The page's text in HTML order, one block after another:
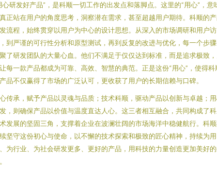
心研发好产品”，是科顺一切工作的出发点和落脚点。这里的“用心”，意
正站在用户的角度思考，洞察潜在需求，甚至超越用户期待。科顺的
流程，始终贯穿以用户为中心的设计思想。从深入的市场调研和用户访
到严谨的可行性分析和原型测试，再到反复的改进与优化，每一个步
了研发团队的大量心血。他们不满足于仅仅达到标准，而是追求极致
每一款产品都成为可靠、高效、智慧的典范。正是这份“用心”，使得科
品不仅赢得了市场的广泛认可，更收获了用户的长期信赖与口碑。
传承，赋予产品以灵魂与品质；技术科顺，驱动产品以创新与卓越；
，则确保产品以价值与温度直达人心。这三者相互融合，共同构成了
发展的坚固三角，支撑着企业在波澜壮阔的市场海洋中稳健航行。科
坚守这份初心与使命，以不懈的技术探索和极致的匠心精神，持续为用
为行业、为社会研发更多、更好的产品，用科技的力量创造更加美好